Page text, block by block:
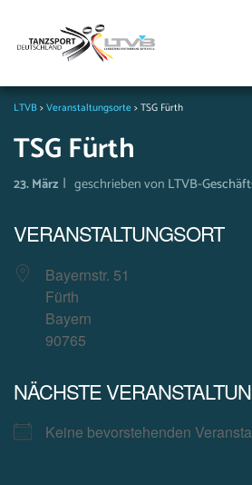
LTVB>Veranstaltungsorte>TSG Fürth
TSG Fürth
23. März | geschrieben von LTVB-
VERANSTALTUNGSORT
Bayernstr. 51
Fürth
Bayern
90765
NÄCHSTE
Keine bevorstehenden